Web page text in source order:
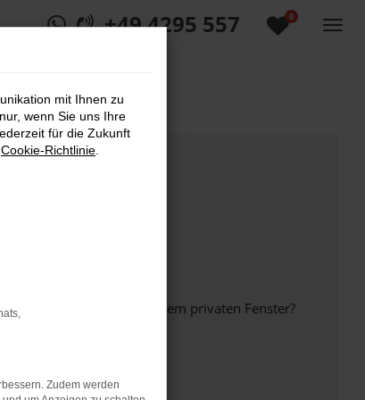
0
+49 4295 557
Browser oder in einem privaten Fenster?
mit Ihnen zu
wenn Sie uns Ihre
für die Zukunft
Cookie-Richtlinie
Zudem werden